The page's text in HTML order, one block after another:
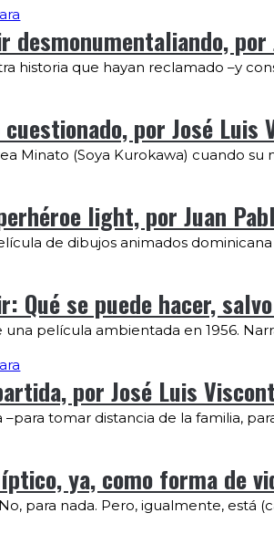
desmonumentaliando,
historia que hayan reclamado –y
por José Luis
Minato (Soya Kurokawa) cuando
light, por Juan
de dibujos animados
Qué se puede hacer,
una película ambientada en 1956.
por José Luis
tomar distancia de la familia,
ya, como forma de
para nada. Pero, igualmente, está